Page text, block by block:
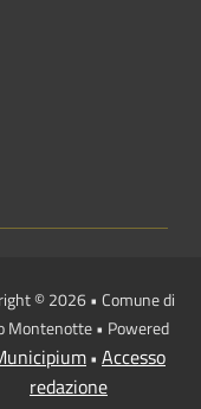
© 2026 • Comune di
Montenotte • Powered
• Accesso
redazione